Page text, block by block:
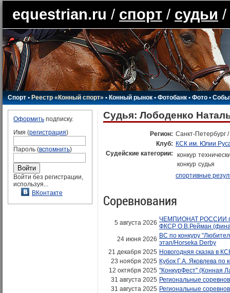
equestrian.ru / спорт / судьи /
Спорт•Реестр «Конный спорт»•Конный рынок•Фотобанк •Фото•
Оформить подписку.
Имя (регистрация)
Пароль (вспомнить)
Войти без регистрации,
используя...
ВКонтакте
Судья: Лободенко
Регион: Санкт-Петербург
Клуб: КСК им. Юлии
Судейские категории:
конкур
конкур судья
спортивные
Соревнования
5 августа 2026 ЧЕМПИОНАТ РОССИИ по
ФКСР О.В.Рейман
24 июня 2026 ВС по конкуру
этап/Horseka Derby
21 декабря 2025 Новогодняя сказка в
23 ноября 2025 Кубок Г.А. Яковлева по
12 октября 2025 "КонкурФест" (Конная
31 августа 2025 Региональные
31 августа 2025 Региональные